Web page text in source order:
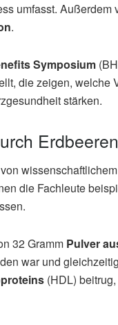
umfasst. Außerdem
.
Symposium
die zeigen, welche
stärken.
Erdbeeren
die Fachleute
32 Gramm Pulver
war und
(HDL)